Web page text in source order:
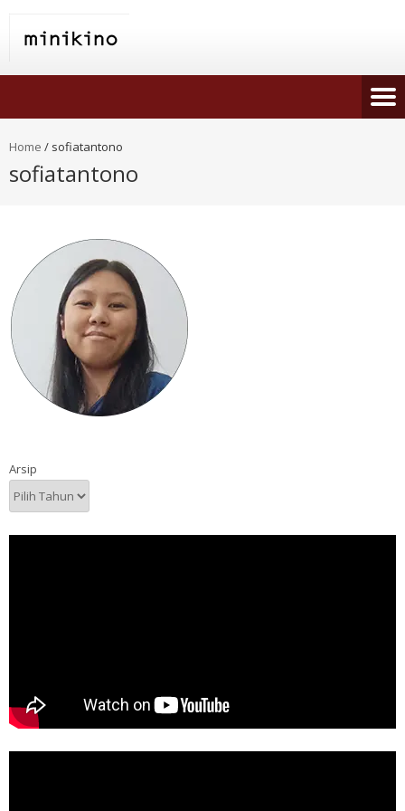
Home / sofiatantono
sofiatantono
Arsip